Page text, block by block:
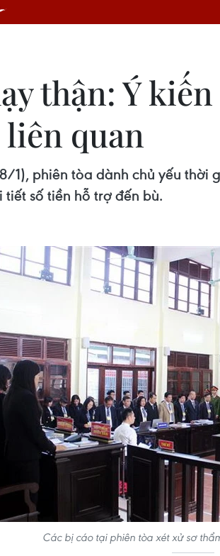
thận: Ý
quan
1), phiên tòa dành chủ yếu
số tiền hỗ trợ đến bù.
Các bị cáo tại phiên tòa xét xử sơ